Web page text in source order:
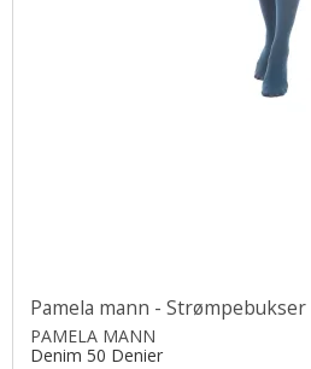
Pamela mann -
PAMELA MANN
Denim 50 Denier